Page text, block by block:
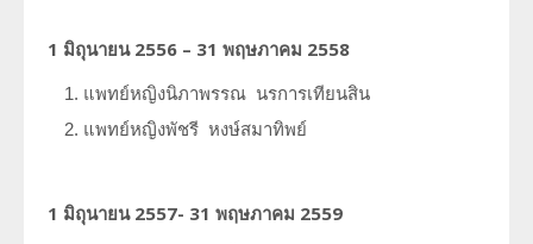
1 มิถุนายน 2556 – 31 พฤษภาคม 2558
แพทย์หญิงนิภาพรรณ นรการเทียนสิน
แพทย์หญิงพัชรี หงษ์สมาทิพย์
1 มิถุนายน 2557- 31 พฤษภาคม 2559